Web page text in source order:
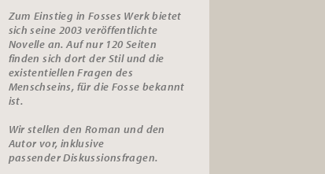
Zum Einstieg in Fosses Werk bietet
sich seine 2003 veröffentlichte
Novelle an. Auf nur 120 Seiten
finden sich dort der Stil und die
existentiellen Fragen des
Menschseins, für die Fosse bekannt
ist.
Wir stellen den Roman und den
Autor vor, inklusive
passenderDiskussionsfragen.